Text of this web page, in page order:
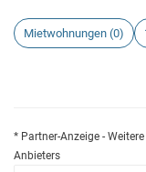
Mietwohnungen (0)
* Partner-Anzeige -
Anbieters